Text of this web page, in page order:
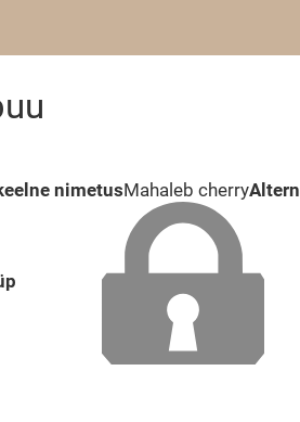
nimetusMahaleb cherry